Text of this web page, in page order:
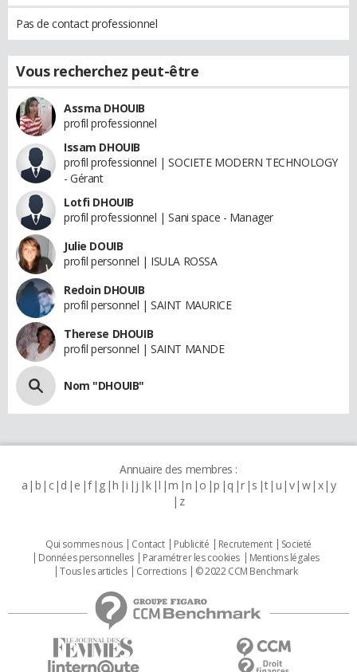
Pas de contact professionnel
Vous recherchez peut-être
Assma DHOUIB
profil professionnel
Issam DHOUIB
profil professionnel | SOCIETE MODERN TECHNOLOGY
- Gérant
Lotfi DHOUIB
profil professionnel | Sani space - Manager
Julie DOUIB
profil personnel | ISULA ROSSA
Redoin DHOUIB
profil personnel | SAINT MAURICE
Therese DHOUIB
profil personnel | SAINT MANDE
Nom "DHOUIB"
Annuaire des membres :
a b c d e f g h i j k l m n o p q r s t u v w x y
z
Qui sommes nous Contact Publicité Recrutement
Societé
Données personnelles
Paramétrer les cookies
Mentions légales
Tous les articles
Corrections © 2022 CCM Benchmark